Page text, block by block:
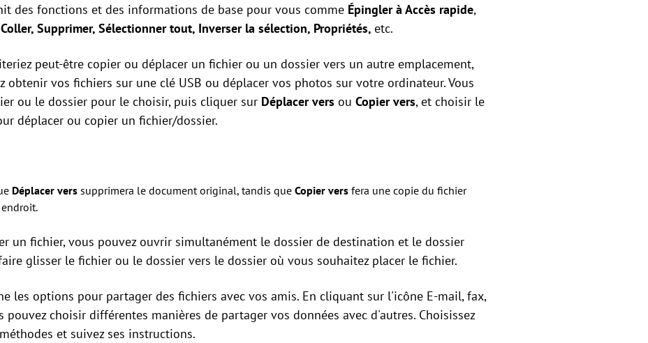
des fonctions et des informations de base pour vous comme Épingler à Accès rapide,
Supprimer, Sélectionner tout, Inverser la sélection, Propriétés, etc.
peut-être copier ou déplacer un fichier ou un dossier vers un autre emplacement,
obtenir vos fichiers sur une clé USB ou déplacer vos photos sur votre ordinateur. Vous
ou le dossier pour le choisir, puis cliquer sur Déplacer vers ou Copier vers, et choisir le
déplacer ou copier un fichier/dossier.
Déplacer vers supprimera le document original, tandis que Copier vers fera une copie du fichier
un fichier, vous pouvez ouvrir simultanément le dossier de destination et le dossier
glisser le fichier ou le dossier vers le dossier où vous souhaitez placer le fichier.
les options pour partager des fichiers avec vos amis. En cliquant sur l'icône E-mail, fax,
pouvez choisir différentes manières de partager vos données avec d'autres. Choisissez
et suivez ses instructions.